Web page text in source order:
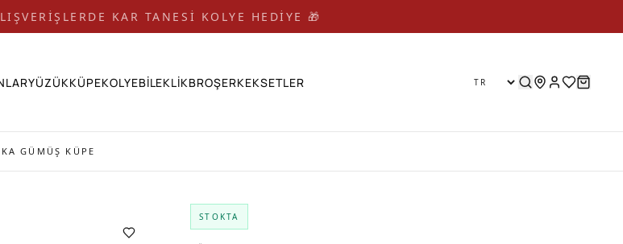
KAR TANESİ KOLYE HEDİYE 🎁 🎁
YÜZÜKKÜPEKOLYEBİLEKLİKBROŞERKEKSETLER
GÜMÜŞ KÜPE
STOKTA